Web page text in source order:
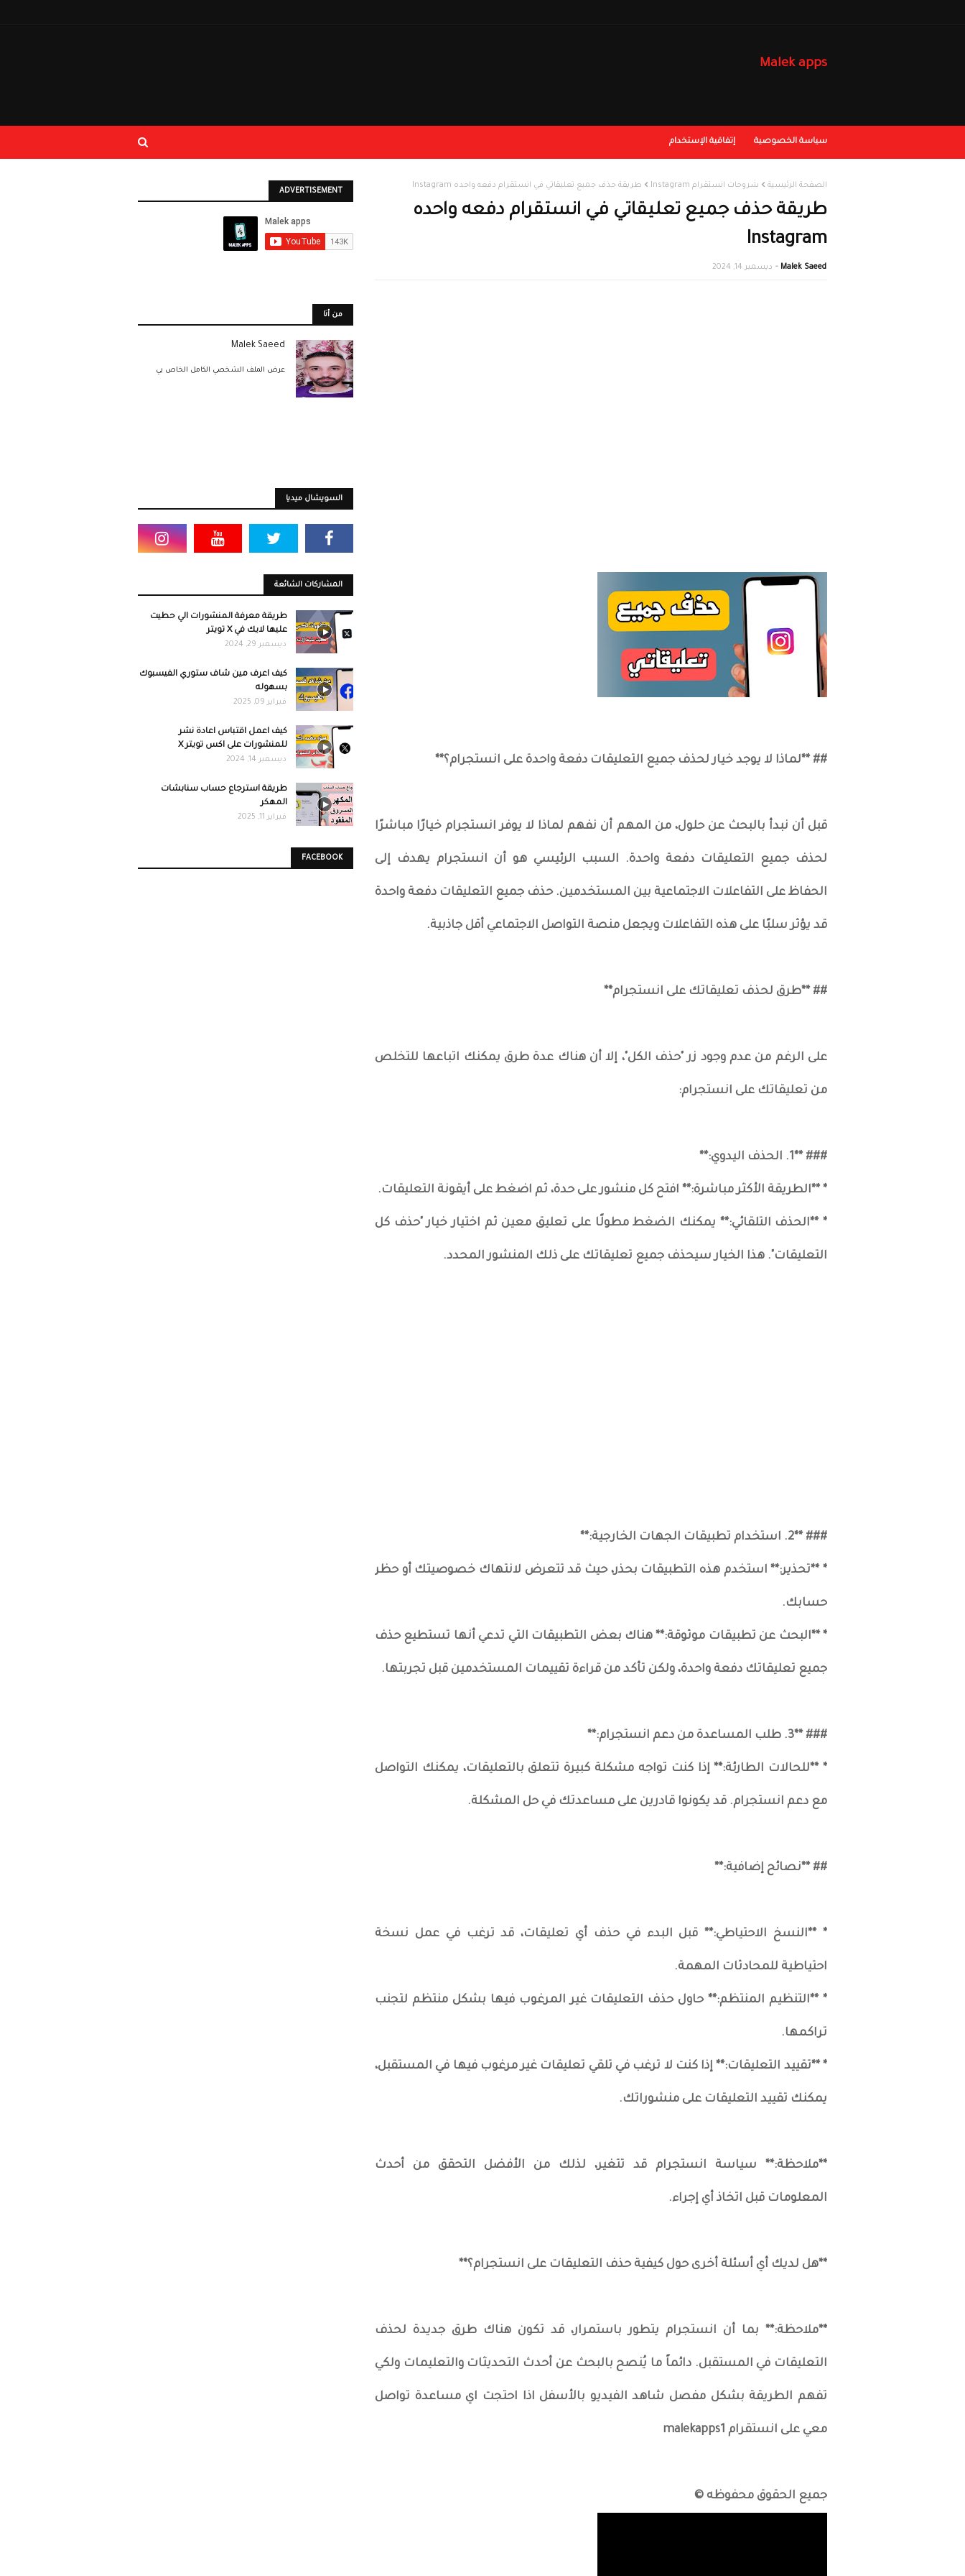
Malek apps
سياسة الخصوصية إتفاقية الإستخدام
الصفحة الرئيسية شروحات انستقرام Instagram طريقة حذف جميع تعليقاتي في انستقرام دفعه واحده Instagram
طريقة حذف جميع تعليقاتي في انستقرام دفعه واحده
Instagram
Malek Saeed ديسمبر 14, 2024
## **لماذا لا يوجد خيار لحذف جميع التعليقات دفعة واحدة على انستجرام؟**
قبل أن نبدأ بالبحث عن حلول، من المهم أن نفهم لماذا لا يوفر انستجرام خيارًا مباشرًا
لحذف جميع التعليقات دفعة واحدة. السبب الرئيسي هو أن انستجرام يهدف إلى
الحفاظ على التفاعلات الاجتماعية بين المستخدمين. حذف جميع التعليقات دفعة واحدة
قد يؤثر سلبًا على هذه التفاعلات ويجعل منصة التواصل الاجتماعي أقل جاذبية.
## **طرق لحذف تعليقاتك على انستجرام**
على الرغم من عدم وجود زر "حذف الكل"، إلا أن هناك عدة طرق يمكنك اتباعها للتخلص
من تعليقاتك على انستجرام:
### **1. الحذف اليدوي:**
* **الطريقة الأكثر مباشرة:** افتح كل منشور على حدة، ثم اضغط على أيقونة التعليقات.
* **الحذف التلقائي:** يمكنك الضغط مطولًا على تعليق معين ثم اختيار خيار "حذف كل
التعليقات". هذا الخيار سيحذف جميع تعليقاتك على ذلك المنشور المحدد.
### **2. استخدام تطبيقات الجهات الخارجية:**
* **تحذير:** استخدم هذه التطبيقات بحذر، حيث قد تتعرض لانتهاك خصوصيتك أو حظر
حسابك.
* **البحث عن تطبيقات موثوقة:** هناك بعض التطبيقات التي تدعي أنها تستطيع حذف
جميع تعليقاتك دفعة واحدة، ولكن تأكد من قراءة تقييمات المستخدمين قبل تجربتها.
### **3. طلب المساعدة من دعم انستجرام:**
* **للحالات الطارئة:** إذا كنت تواجه مشكلة كبيرة تتعلق بالتعليقات، يمكنك التواصل
مع دعم انستجرام. قد يكونوا قادرين على مساعدتك في حل المشكلة.
## **نصائح إضافية:**
* **النسخ الاحتياطي:** قبل البدء في حذف أي تعليقات، قد ترغب في عمل نسخة
احتياطية للمحادثات المهمة.
* **التنظيم المنتظم:** حاول حذف التعليقات غير المرغوب فيها بشكل منتظم لتجنب
تراكمها.
* **تقييد التعليقات:** إذا كنت لا ترغب في تلقي تعليقات غير مرغوب فيها في المستقبل،
يمكنك تقييد التعليقات على منشوراتك.
**ملاحظة:** سياسة انستجرام قد تتغير، لذلك من الأفضل التحقق من أحدث
المعلومات قبل اتخاذ أي إجراء.
**هل لديك أي أسئلة أخرى حول كيفية حذف التعليقات على انستجرام؟**
**ملاحظة:** بما أن انستجرام يتطور باستمرار، قد تكون هناك طرق جديدة لحذف
التعليقات في المستقبل. دائماً ما يُنصح بالبحث عن أحدث التحديثات والتعليمات ولكي
تفهم الطريقة بشكل مفصل شاهد الفيديو بالأسفل اذا احتجت اي مساعدة تواصل
معي على انستقرام malekapps1
جميع الحقوق محفوظه ©
ADVERTISEMENT
من أنا
Malek Saeed
عرض الملف الشخصي الكامل الخاص بي
السويشال ميديا
المشاركات الشائعة
طريقة معرفة المنشورات الي حطيت
عليها لايك في X تويتر
ديسمبر 29, 2024
كيف اعرف مين شاف ستوري الفيسبوك
بسهوله
فبراير 09, 2025
كيف اعمل اقتباس اعادة نشر
للمنشورات على اكس تويتر X
ديسمبر 14, 2024
طريقة استرجاع حساب سنابشات
المهكر
فبراير 11, 2025
FACEBOOK